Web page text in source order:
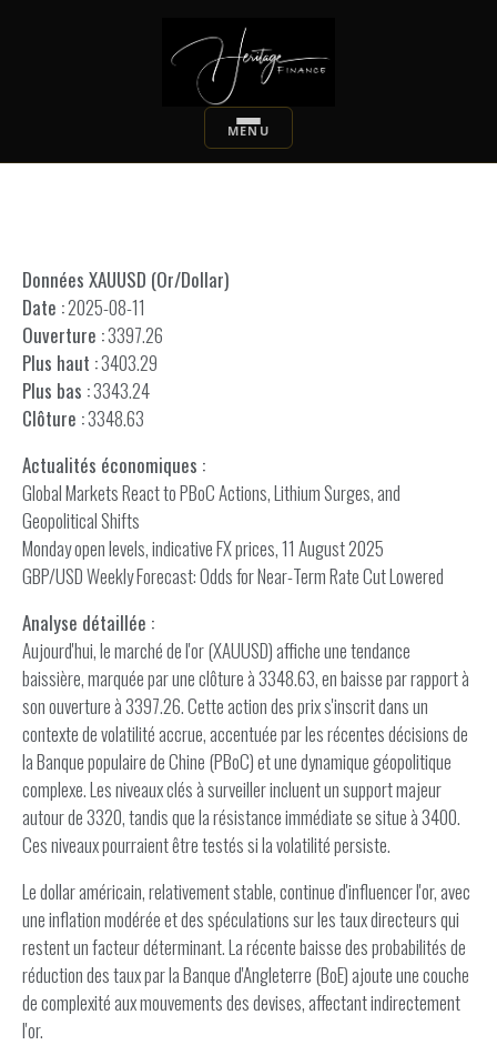
Données XAUUSD (Or/Dollar)
Date :2025-08-11
Ouverture :3397.26
Plus haut :3403.29
Plus bas :3343.24
Clôture :3348.63
Actualités économiques :
Global Markets React to PBoC Actions, Lithium Surges, and
Geopolitical Shifts
Monday open levels, indicative FX prices, 11 August 2025
GBP/USD Weekly Forecast: Odds for Near-Term Rate Cut Lowered
Analyse détaillée :
Aujourd'hui, le marché de l'or (XAUUSD) affiche une tendance
baissière, marquée par une clôture à 3348.63, en baisse par rapport à
son ouverture à 3397.26. Cette action des prix s'inscrit dans un
contexte de volatilité accrue, accentuée par les récentes décisions de
la Banque populaire de Chine (PBoC) et une dynamique géopolitique
complexe. Les niveaux clés à surveiller incluent un support majeur
autour de 3320, tandis que la résistance immédiate se situe à 3400.
Ces niveaux pourraient être testés si la volatilité persiste.
Le dollar américain, relativement stable, continue d'influencer l'or, avec
une inflation modérée et des spéculations sur les taux directeurs qui
restent un facteur déterminant. La récente baisse des probabilités de
réduction des taux par la Banque d'Angleterre (BoE) ajoute une couche
de complexité aux mouvements des devises, affectant indirectement
l'or.